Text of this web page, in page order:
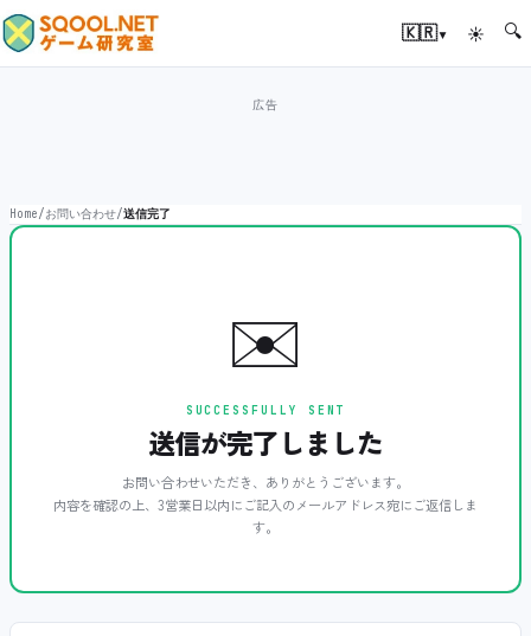
🇰🇷▾ ☀ 🔍
Home/お問い合わせ/送信完了
✉️
SUCCESSFULLY SENT
送信が完了しました
お問い合わせいただき、ありがとうございます。
内容を確認の上、3営業日以内にご記入のメールアドレス宛にご返信しま
す。